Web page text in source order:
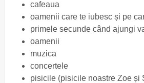
cafeaua
oamenii care te iubesc și pe
primele secunde când ajungi
oamenii
muzica
concertele
pisicile (pisicile noastre Zoe și